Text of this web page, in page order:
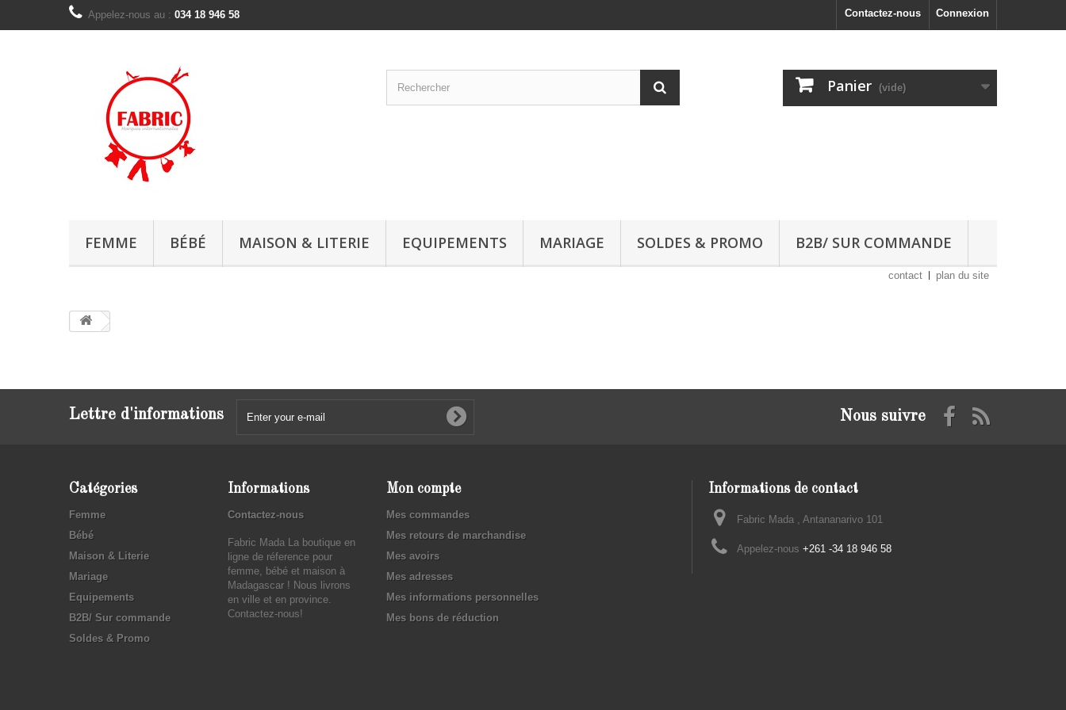
Connexion
Contactez-nous
Appelez-nous au : 034 18 946 58
Panier (vide)
FEMME BÉBÉ MAISON & LITERIE EQUIPEMENTS MARIAGE SOLDES & PROMO B2B/ SUR COMMANDE
contact plan du site
Lettre d'informations Nous suivre
Catégories
Femme
Bébé
Maison & Literie
Mariage
Equipements
B2B/ Sur commande
Soldes & Promo
Informations
Contactez-nous
Fabric Mada La boutique en
ligne de réference pour
femme, bébé et maison à
Madagascar ! Nous livrons
en ville et en province.
Contactez-nous!
Mon compte
Mes commandes
Mes retours de marchandise
Mes avoirs
Mes adresses
Mes informations personnelles
Mes bons de réduction
Informations de contact
Fabric Mada , Antananarivo 101
Appelez-nous +261 -34 18 946 58